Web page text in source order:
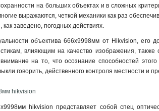
на больших объектах и в сложных
выражаются, четкой механики как раз
заведено, погодных действиях.
объектива 666х9998мм от Hikvision,
влияющим на качество изображения,
на то, что осознание способностей
говорить, действенного контроля местности и
hikvision
hikvision представляет собой спец